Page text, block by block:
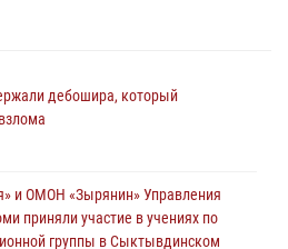
дебошира, который
и ОМОН «Зырянин» Управления
приняли участие в учениях по
группы в Сыктывдинском